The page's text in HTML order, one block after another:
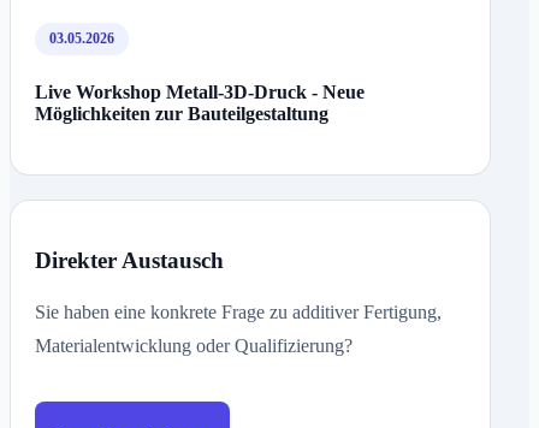
03.05.2026
Live Workshop Metall-3D-Druck - Neue
Möglichkeiten zur Bauteilgestaltung
Direkter Austausch
Sie haben eine konkrete Frage zu additiver Fertigung,
Materialentwicklung oder Qualifizierung?